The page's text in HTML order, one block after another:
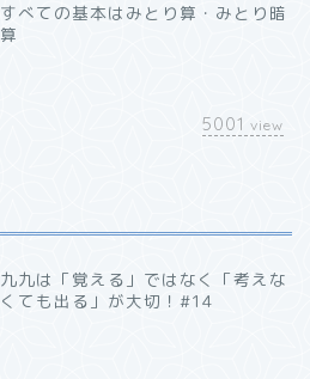
すべての基本はみとり算・みとり暗
算
5001 view
九九は「覚える」ではなく「考えな
くても出る」が大切！#14